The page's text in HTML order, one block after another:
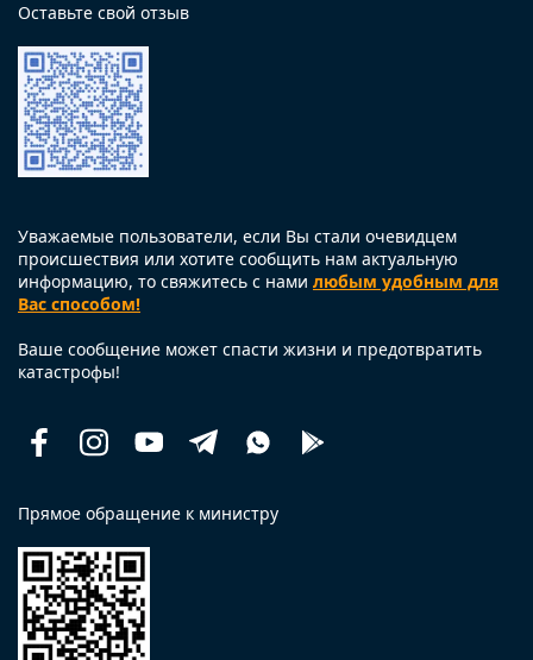
Оставьте свой отзыв
Уважаемые пользователи, если Вы стали очевидцем
происшествия или хотите сообщить нам актуальную
информацию, то свяжитесь с нами любым удобным для
Вас способом!
Ваше сообщение может спасти жизни и предотвратить
катастрофы!
FacebookInstagramYoutube TelegramWhatsappПомощь
рядом
Прямое обращение к министру